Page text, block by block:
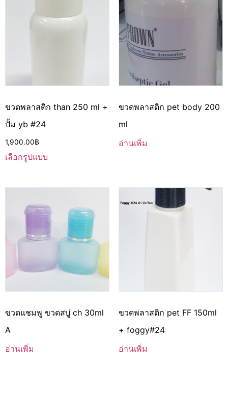
ขวดพลาสติก than 250 ml +
ปั้ม yb #24
1,900.00฿
เลือกรูปแบบ
ขวดพลาสติก pet body 200
ml
อ่านเพิ่ม
ขวดแชมพู ขวดสบู่ ch 30ml
A
อ่านเพิ่ม
ขวดพลาสติก pet FF 150ml
+ foggy#24
อ่านเพิ่ม